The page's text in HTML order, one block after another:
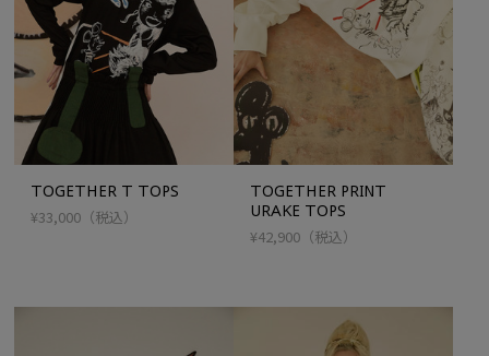
TOGETHER T TOPS
¥33,000 （税込）
TOGETHER PRINT
URAKE TOPS
¥42,900（税込）